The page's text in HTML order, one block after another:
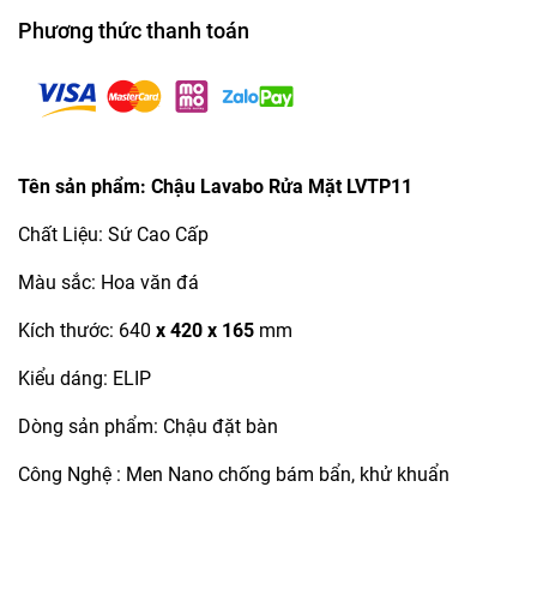
Phương thức thanh toán
Tên sản phẩm: Chậu Lavabo Rửa Mặt LVTP11
Chất Liệu: Sứ Cao Cấp
Màu sắc: Hoa văn đá
Kích thước: 640 x 420 x 165 mm
Kiểu dáng: ELIP
Dòng sản phẩm: Chậu đặt bàn
Công Nghệ : Men Nano chống bám bẩn, khử khuẩn